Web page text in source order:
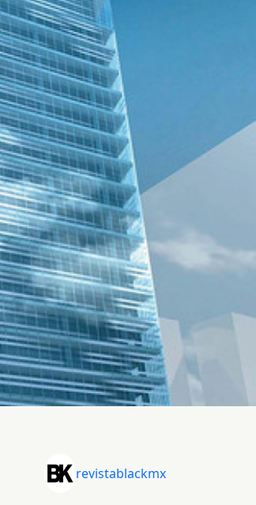
revistablackmx